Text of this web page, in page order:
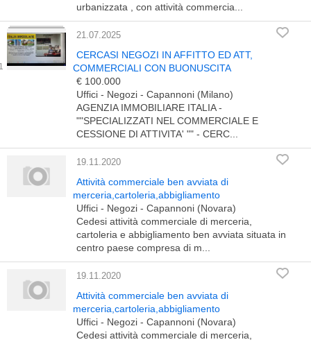
urbanizzata , con attività commercia...
21.07.2025
CERCASI NEGOZI IN AFFITTO ED ATT,
COMMERCIALI CON BUONUSCITA
€ 100.000
Uffici - Negozi - Capannoni (Milano)
AGENZIA IMMOBILIARE ITALIA -
""SPECIALIZZATI NEL COMMERCIALE E
CESSIONE DI ATTIVITA' "" - CERC...
19.11.2020
Attività commerciale ben avviata di
merceria,cartoleria,abbigliamento
Uffici - Negozi - Capannoni (Novara)
Cedesi attività commerciale di merceria,
cartoleria e abbigliamento ben avviata situata in
centro paese compresa di m...
19.11.2020
Attività commerciale ben avviata di
merceria,cartoleria,abbigliamento
Uffici - Negozi - Capannoni (Novara)
Cedesi attività commerciale di merceria,